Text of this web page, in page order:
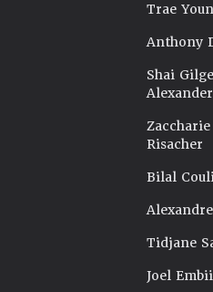
Trae
Anthony
Shai
Alexander
Zaccharie
Risacher
Bilal
Tidjane
Joel